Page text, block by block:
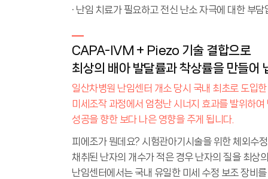
· 난임 치료가 필요하고 전신 난소 자극에 대한 부
CAPA-IVM + Piezo 기술 결합으로
최상의 배아 발달률과 착상률을 만들어
일산차병원 난임센터 개소 당시 국내 최초로 도입
미세조작 과정에서 엄청난 시너지 효과를 발위하
성공을 향한 보다 나은 영향을 주게 됩니다.
피에조가 뭔데요? 시험관아기시술을 위한 체외수
채취된 난자의 개수가 적은 경우 난자의 질을 최상
난임센터에서는 국내 유일한 미세 수정 보조 장비